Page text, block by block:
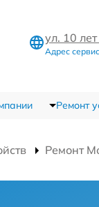
ул. 10
Адрес
Ремонт
Ремонт